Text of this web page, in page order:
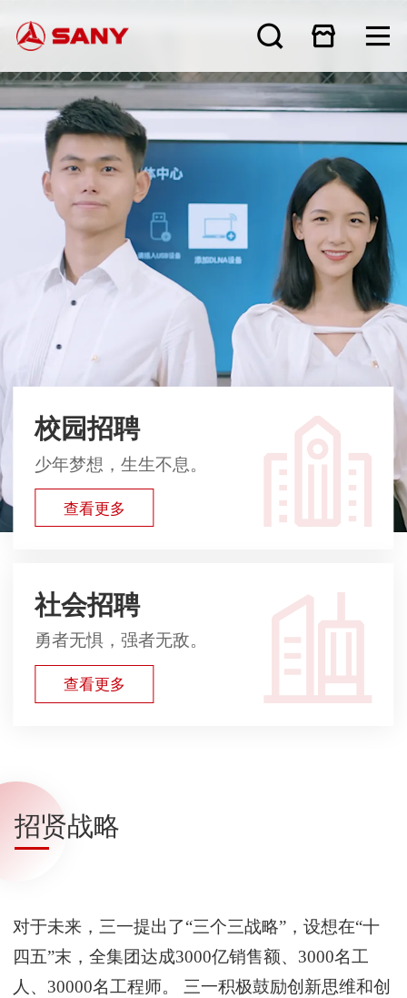
校园招聘
少年梦想，生生不息。
查看更多
社会招聘
勇者无惧，强者无敌。
查看更多
招贤战略
对于未来，三⼀提出了“三个三战略”，设想在“十
四五”末，全集团达成3000亿销售额、3000名工
⼈、30000名工程师。 三一积极⿎励创新思维和创